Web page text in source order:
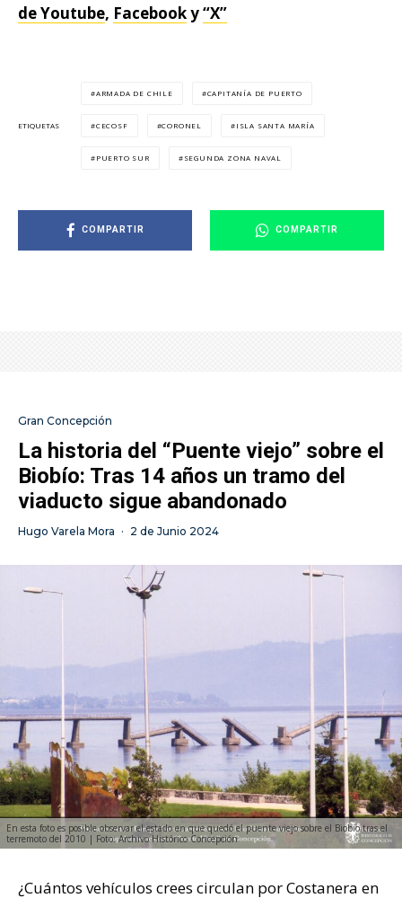
de Youtube, Facebooky“X”
ETIQUETAS
ARMADA DE CHILE CAPITANÍA DE PUERTO
CECOSF CORONEL ISLA SANTA MARÍA
PUERTO SUR SEGUNDA ZONA NAVAL
COMPARTIR COMPARTIR
Gran Concepción
La historia del “Puente viejo” sobre el
Biobío: Tras 14 años un tramo del
viaducto sigue abandonado
Hugo Varela Mora · 2 de Junio 2024
En esta foto es posible observar el estado en que quedó el puente viejo sobre el Biobío tras el
terremoto del 2010 | Foto: Archivo Histórico Concepción
¿Cuántos vehículos crees circulan por Costanera en